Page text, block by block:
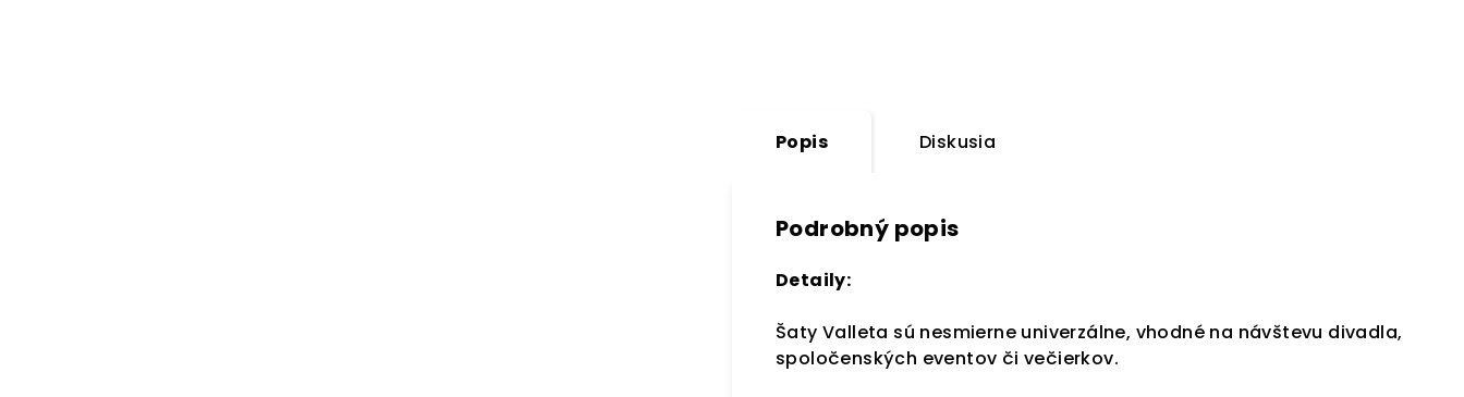
Popis Diskusia
Podrobný popis
Detaily:
Šaty Valleta sú nesmierne univerzálne, vhodné na návštevu divadla,
spoločenských eventov či večierkov.